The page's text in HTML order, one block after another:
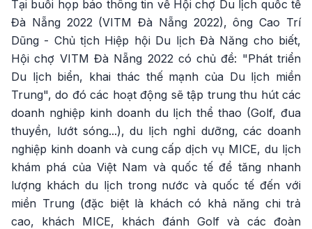
Tại buổi họp báo thông tin về Hội chợ Du lịch quốc tế
Đà Nẵng 2022 (VITM Đà Nẵng 2022), ông Cao Trí
Dũng - Chủ tịch Hiệp hội Du lịch Đà Năng cho biết,
Hội chợ VITM Đà Nẵng 2022 có chủ đề: "Phát triển
Du lịch biển, khai thác thế mạnh của Du lịch miền
Trung", do đó các hoạt động sẽ tập trung thu hút các
doanh nghiệp kinh doanh du lịch thể thao (Golf, đua
thuyền, lướt sóng...), du lịch nghỉ dưỡng, các doanh
nghiệp kinh doanh và cung cấp dịch vụ MICE, du lịch
khám phá của Việt Nam và quốc tế để tăng nhanh
lượng khách du lịch trong nước và quốc tế đến với
miền Trung (đặc biệt là khách có khả năng chi trả
cao, khách MICE, khách đánh Golf và các đoàn